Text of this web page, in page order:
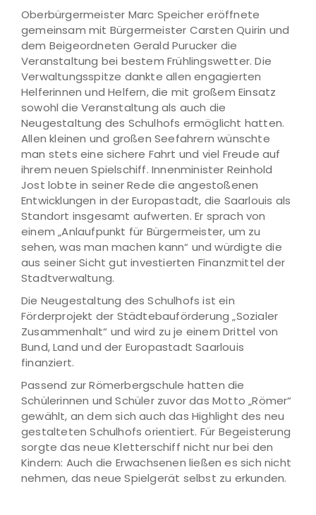
Oberbürgermeister Marc Speicher eröffnete
gemeinsam mit Bürgermeister Carsten Quirin und
dem Beigeordneten Gerald Purucker die
Veranstaltung bei bestem Frühlingswetter. Die
Verwaltungsspitze dankte allen engagierten
Helferinnen und Helfern, die mit großem Einsatz
sowohl die Veranstaltung als auch die
Neugestaltung des Schulhofs ermöglicht hatten.
Allen kleinen und großen Seefahrern wünschte
man stets eine sichere Fahrt und viel Freude auf
ihrem neuen Spielschiff. Innenminister Reinhold
Jost lobte in seiner Rede die angestoßenen
Entwicklungen in der Europastadt, die Saarlouis als
Standort insgesamt aufwerten. Er sprach von
einem „Anlaufpunkt für Bürgermeister, um zu
sehen, was man machen kann“ und würdigte die
aus seiner Sicht gut investierten Finanzmittel der
Stadtverwaltung.
Die Neugestaltung des Schulhofs ist ein
Förderprojekt der Städtebauförderung „Sozialer
Zusammenhalt“ und wird zu je einem Drittel von
Bund, Land und der Europastadt Saarlouis
finanziert.
Passend zur Römerbergschule hatten die
Schülerinnen und Schüler zuvor das Motto „Römer“
gewählt, an dem sich auch das Highlight des neu
gestalteten Schulhofs orientiert. Für Begeisterung
sorgte das neue Kletterschiff nicht nur bei den
Kindern: Auch die Erwachsenen ließen es sich nicht
nehmen, das neue Spielgerät selbst zu erkunden.